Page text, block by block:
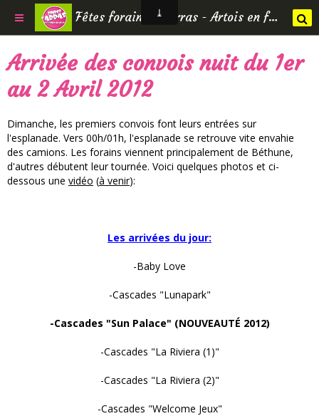
Fêtes foraines d'Arras - Artois en fêtes
Arrivée des convois nuit du 1er
au 2 Avril 2012
Dimanche, les premiers convois font leurs entrées sur
l'esplanade. Vers 00h/01h, l'esplanade se retrouve vite envahie
des camions. Les forains viennent principalement de Béthune,
d'autres débutent leur tournée. Voici quelques photos et ci-
dessous une vidéo (à venir):
Les arrivées du jour:
-Baby Love
-Cascades "Lunapark"
-Cascades "Sun Palace" (NOUVEAUTÉ 2012)
-Cascades "La Riviera (1)"
-Cascades "La Riviera (2)"
-Cascades "Welcome Jeux"